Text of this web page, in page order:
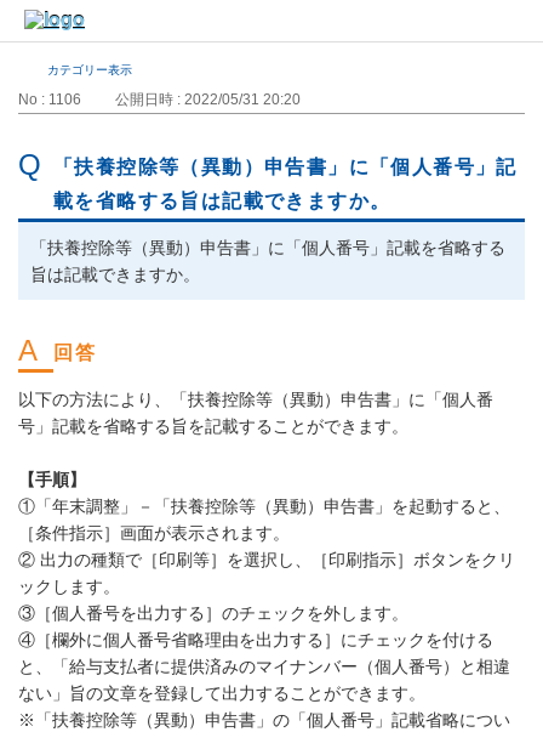
カテゴリー表示
No : 1106 公開日時 : 2022/05/31 20:20
「扶養控除等（異動）申告書」に「個人番号」記
載を省略する旨は記載できますか。
「扶養控除等（異動）申告書」に「個人番号」記載を省略する
旨は記載できますか。
以下の方法により、「扶養控除等（異動）申告書」に「個人番
号」記載を省略する旨を記載することができます。
【手順】
①「年末調整」－「扶養控除等（異動）申告書」を起動すると、
［条件指示］画面が表示されます。
② 出力の種類で［印刷等］を選択し、［印刷指示］ボタンをクリ
ックします。
③［個人番号を出力する］のチェックを外します。
④［欄外に個人番号省略理由を出力する］にチェックを付ける
と、「給与支払者に提供済みのマイナンバー（個人番号）と相違
ない」旨の文章を登録して出力することができます。
※「扶養控除等（異動）申告書」の「個人番号」記載省略につい